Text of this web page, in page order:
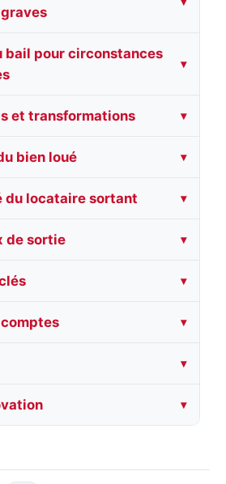
bail pour circonstances
et transformations
bien loué
du locataire sortant
de sortie